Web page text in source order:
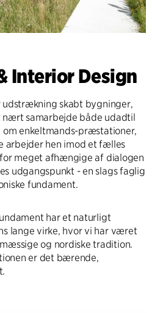
Interior Design
udstrækning skabt bygninger,
samarbejde både udadtil
om enkeltmands-præstationer,
arbejder hen imod et fælles
meget afhængige af dialogen
udgangspunkt - en slags faglig
fundament.
har et naturligt
lange virke, hvor vi har været
og nordiske tradition.
er det bærende,